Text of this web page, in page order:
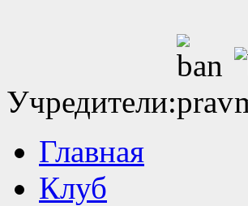
Учредители:
Главная
Клуб